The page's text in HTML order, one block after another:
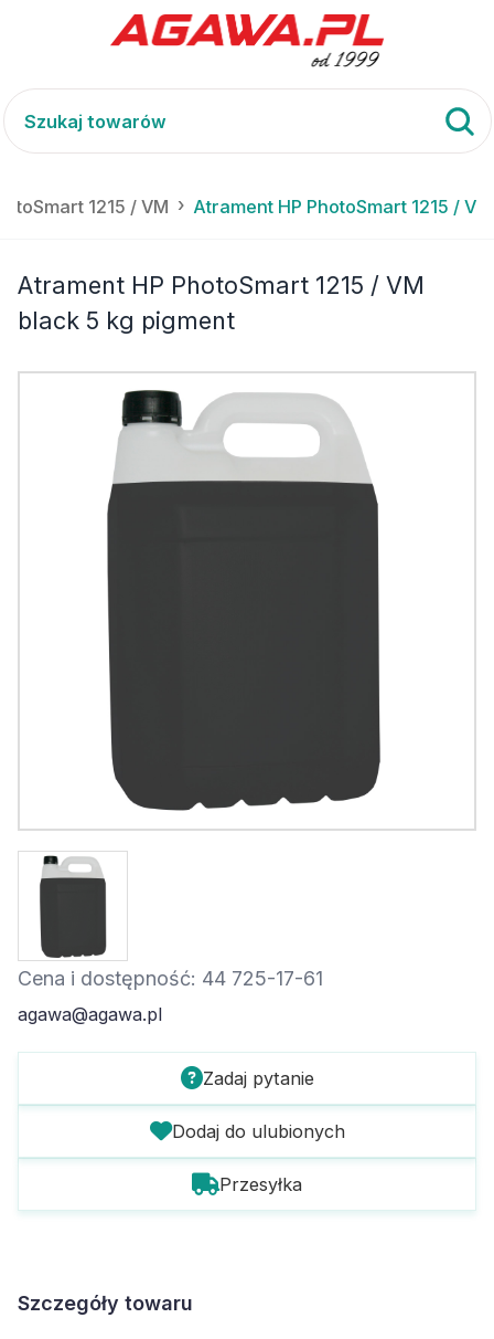
1215 / VM Atrament HP PhotoSmart 1215 /
Atrament HP PhotoSmart 1215 / VM
black 5 kg pigment
Cena i dostępność: 44 725-17-61
agawa@agawa.pl
Zadaj pytanie
Dodaj do ulubionych
Przesyłka
Szczegóły towaru